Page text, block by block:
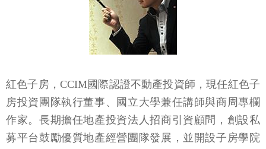
紅色子房，CCIM國際認證不動產投資師，現任紅色子
房投資團隊執行董事、國立大學兼任講師與商周專欄
作家。長期擔任地產投資法人招商引資顧問，創設私
募平台鼓勵優質地產經營團隊發展，並開設子房學院